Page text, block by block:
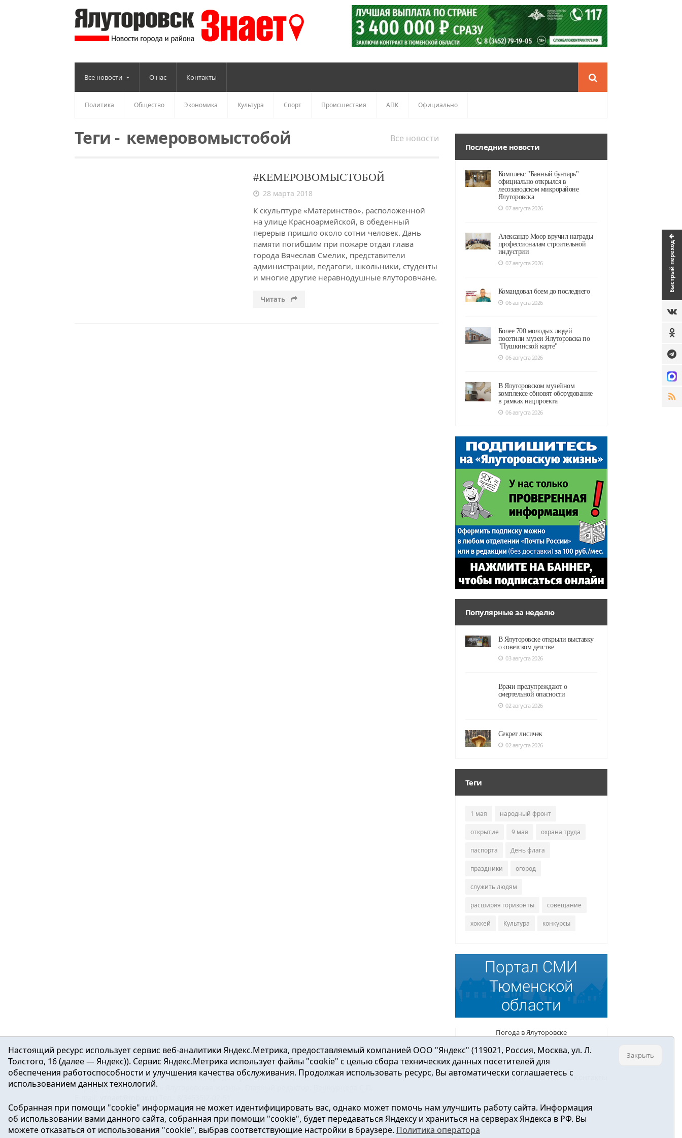
Быстрый переход
Все новости О нас Контакты
Политика Общество Экономика Культура Спорт Происшествия АПК Официально
Все новости
Теги -кемеровомыстобой
#КЕМЕРОВОМЫСТОБОЙ
28 марта 2018
К скульптуре «Материнство», расположенной
на улице Красноармейской, в обеденный
перерыв пришло около сотни человек. Дань
памяти погибшим при пожаре отдал глава
города Вячеслав Смелик, представители
администрации, педагоги, школьники, студенты
и многие другие неравнодушные ялуторовчане.
Читать
Последние новости
Комплекс "Банный бунтарь"
официально открылся в
лесозаводском микрорайоне
Ялуторовска
07 августа 2026
Александр Моор вручил награды
профессионалам строительной
индустрии
07 августа 2026
Командовал боем до последнего
06 августа 2026
Более 700 молодых людей
посетили музеи Ялуторовска по
"Пушкинской карте"
06 августа 2026
В Ялуторовском музейном
комплексе обновят оборудование
в рамках нацпроекта
06 августа 2026
Популярные за неделю
В Ялуторовске открыли выставку
о советском детстве
03 августа 2026
Врачи предупреждают о
смертельной опасности
02 августа 2026
Секрет лисичек
02 августа 2026
Теги
1 мая народный фронт
открытие 9 мая охрана труда
паспорта День флага
праздники огород
служить людям
расширяя горизонты совещание
хоккей Культура конкурсы
Погода в Ялуторовске
Главная Новости О нас
16+ ©Ялуторовск знает / Новости города и района2016-2023
Учредитель: АНО «ИИЦ « Ялуторовская жизнь». Главный редактор: Вешкурцева С.П.
Регистрационный номер ЭЛ № ФС 77-64937 от 24.02.2016г. выдан Федеральной службой по надзору в сфере связи, информационных технологий и
массовых коммуникаций.
Политика оператора
Настоящий ресурс использует сервис веб-аналитики Яндекс.Метрика, предоставляемый компанией ООО "Яндекс" (119021, Россия, Москва, ул. Л.
Толстого, 16 (далее — Яндекс)). Сервис Яндекс.Метрика использует файлы "cookie" с целью сбора технических данных посетителей для
обеспечения работоспособности и улучшения качества обслуживания. Продолжая использовать ресурс, Вы автоматически соглашаетесь с
использованием данных технологий.
Собранная при помощи "cookie" информация не может идентифицировать вас, однако может помочь нам улучшить работу сайта. Информация
об использовании вами данного сайта, собранная при помощи "cookie", будет передаваться Яндексу и храниться на серверах Яндекса в РФ. Вы
можете отказаться от использования "cookie", выбрав соответствующие настройки в браузере. Политика оператора
Закрыть